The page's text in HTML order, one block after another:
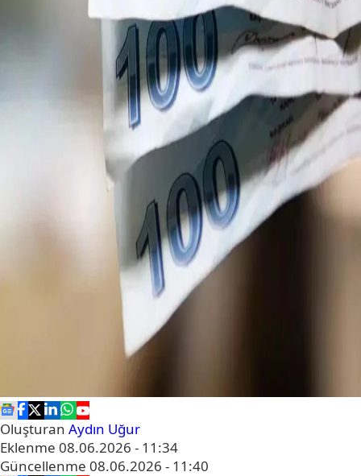
Oluşturan Aydın Uğur
Eklenme 08.06.2026 - 11:34
Güncellenme 08.06.2026 - 11:40